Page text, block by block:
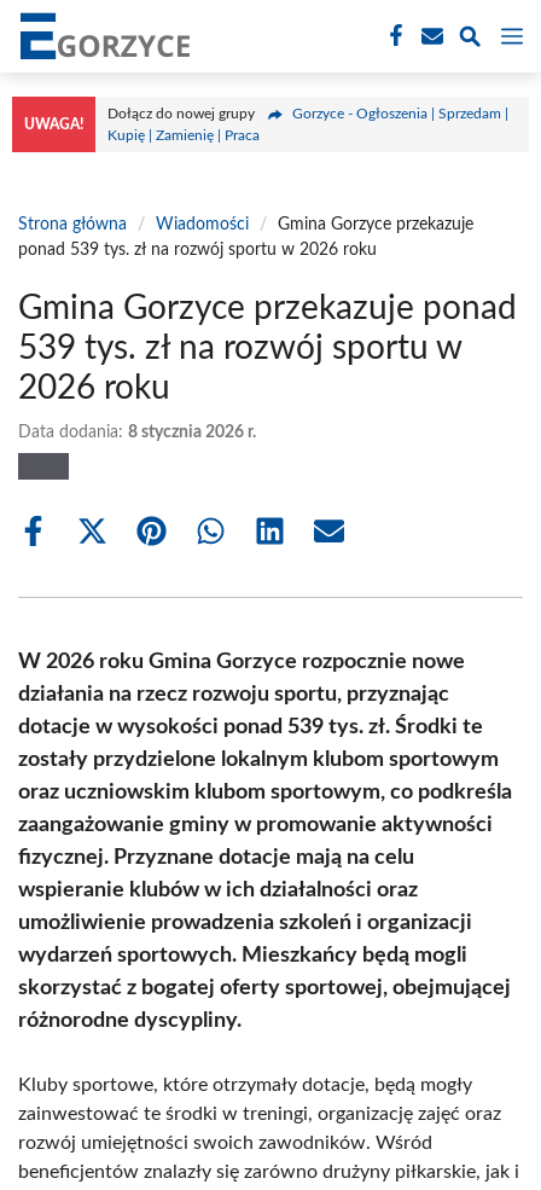
Przejdź
treści
UWAGA!
Dołącz do nowej grupy
Gorzyce - Ogłoszenia | Sprzedam |
Kupię | Zamienię | Praca
Strona główna / Wiadomości /
Gmina Gorzyce przekazuje
ponad 539 tys. zł na rozwój sportu w 2026 roku
Gmina Gorzyce przekazuje ponad
539 tys. zł na rozwój sportu w
2026 roku
Data dodania: 8 stycznia 2026 r.
Share
Share
(Twitter)
Share Share Share Share
W 2026 roku Gmina Gorzyce rozpocznie nowe
działania na rzecz rozwoju sportu, przyznając
dotacje w wysokości ponad 539 tys. zł. Środki te
zostały przydzielone lokalnym klubom sportowym
oraz uczniowskim klubom sportowym, co podkreśla
zaangażowanie gminy w promowanie aktywności
fizycznej. Przyznane dotacje mają na celu
wspieranie klubów w ich działalności oraz
umożliwienie prowadzenia szkoleń i organizacji
wydarzeń sportowych. Mieszkańcy będą mogli
skorzystać z bogatej oferty sportowej, obejmującej
różnorodne dyscypliny.
Kluby sportowe, które otrzymały dotacje, będą mogły
zainwestować te środki w treningi, organizację zajęć oraz
rozwój umiejętności swoich zawodników. Wśród
beneficjentów znalazły się zarówno drużyny piłkarskie, jak i